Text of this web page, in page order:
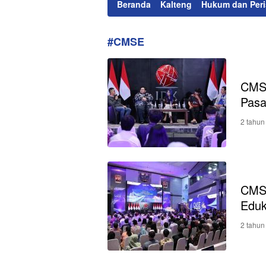
Beranda Kalteng Hukum dan
#CMSE
2
2